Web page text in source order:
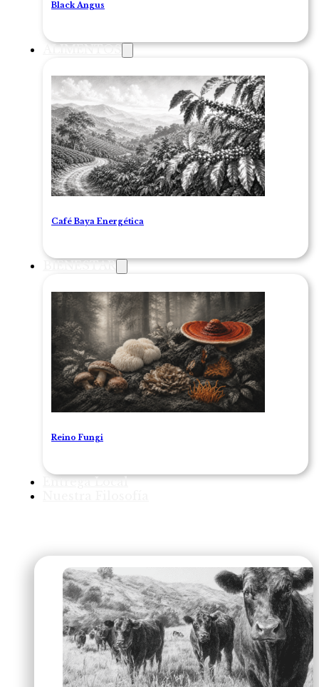
Black Angus
ALIMENTOS
Café Baya Energética
BIENESTAR
Reino Fungi
Entrega Local